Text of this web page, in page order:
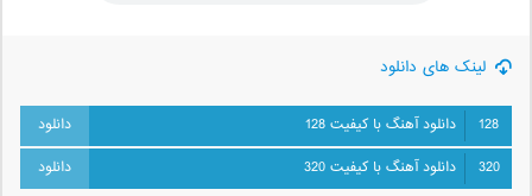
لینک های دانلود
128
دانلود آهنگ با کیفیت 128
320
دانلود آهنگ با کیفیت 320